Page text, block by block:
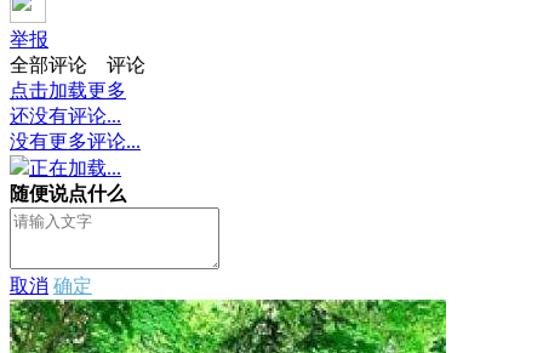
举报
全部评论
评论
点击加载更多
还没有评论...
没有更多评论...
正在加载...
随便说点什么
取消 确定